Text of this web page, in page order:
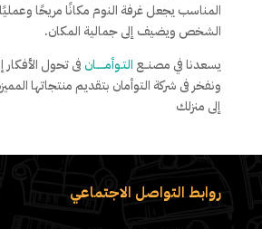
المناسب يجعل غرفة النوم مكانًا مريحًا
الشخص ويضيف إلى جمالية المكان.
يسعدنا في مصنــع التـوأمـــــانفى تحول الأفكار
ونفخر فى شركة التوأمان بتقديم منتجاتها
إلى منزلك
روابط التواصل الاجتماعي